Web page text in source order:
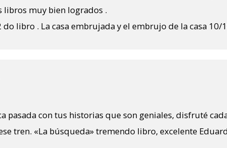
libros muy bien logrados .
libro . La casa embrujada y el embrujo de la casa 10/
pasada con tus historias que son geniales, disfruté
tren. «La búsqueda» tremendo libro, excelente